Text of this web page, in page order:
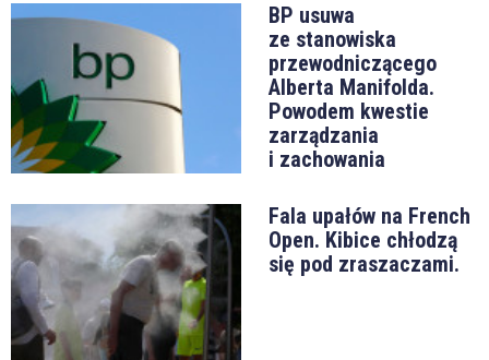
BP usuwa
ze stanowiska
przewodniczącego
Alberta Manifolda.
Powodem kwestie
zarządzania
i zachowania
Fala upałów na French
Open. Kibice chłodzą
się pod zraszaczami.